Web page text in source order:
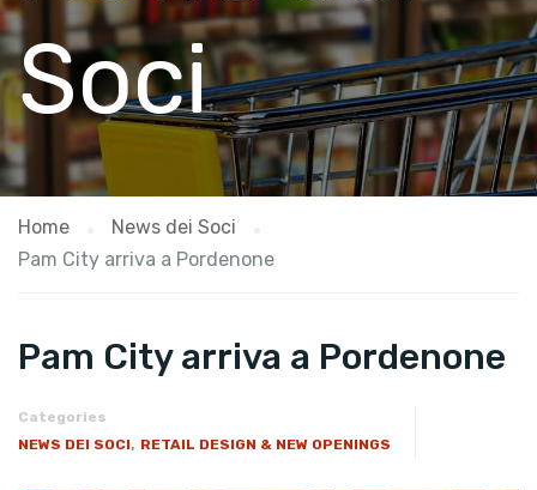
Soci
Home
News dei Soci
Pam City arriva a Pordenone
Pam City arriva a Pordenone
Categories
NEWS DEI SOCI, RETAIL DESIGN & NEW OPENINGS